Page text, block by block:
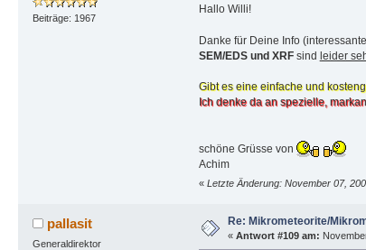
Beiträge: 1967
Hallo Willi!
Danke für Deine Info
SEM/EDS und XRFsind leider
Gibt es eine einfache und
Ich denke da an spezielle,
schöne Grüsse von
Achim
« Letzte Änderung: November 07,
pallasit
Generaldirektor
Re: Mikrometeorite/
« Antwort #109 am: